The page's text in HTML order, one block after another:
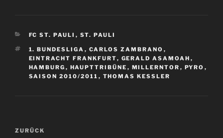
KATEGORIEN
FC ST. PAULI , ST. PAULI
SCHLAGWÖRTER
1. BUNDESLIGA , CARLOS ZAMBRANO ,
EINTRACHT FRANKFURT, GERALD ASAMOAH ,
HAMBURG , HAUPTTRIBÜNE , MILLERNTOR , PYRO ,
SAISON 2010/2011 , THOMAS KESSLER
Beitragsnavigation
Vorheriger
ZURÜCK